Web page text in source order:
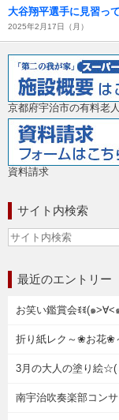
大谷翔平選手に見習っ
2025年2月17日（月）
京都府宇治市の有料老
資料請求
サイト内検索
最近のエントリー
お笑い鑑賞会ꉂꉂ(๑˃∀˂
折り紙レク～❀お花❀
3月の大人の塗り絵
南宇治吹奏楽部コン